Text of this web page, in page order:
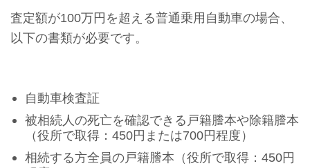
査定額が100万円を超える普通乗用自動車の場合、
以下の書類が必要です。
自動車検査証
被相続人の死亡を確認できる戸籍謄本や除籍謄本
（役所で取得：450円または700円程度）
相続する方全員の戸籍謄本（役所で取得：450円